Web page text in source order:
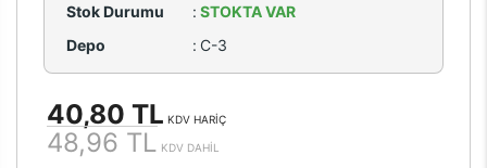
Stok Durumu
: STOKTA VAR
Depo
: C-3
40,80 TL KDV HARİÇ
48,96 TL KDV DAHİL